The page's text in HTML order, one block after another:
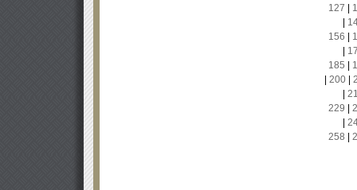
127
156
185
200|
229
258